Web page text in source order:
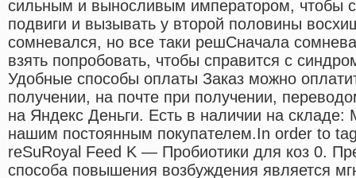
сильным и выносливым императором, чтобы
подвиги и вызывать у второй половины
сомневался, но все таки решСначала
взять попробовать, чтобы справится с
Удобные способы оплаты Заказ можно
получении, на почте при получении,
на Яндекс Деньги. Есть в наличии на
нашим постоянным покупателем.In order to
reSuRoyal Feed K — Пробиотики для коз 0.
способа повышения возбуждения является